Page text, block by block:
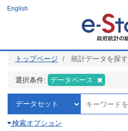
ツ
English
トップページ 統計データを探す
選択条件: データベース
検索オプション